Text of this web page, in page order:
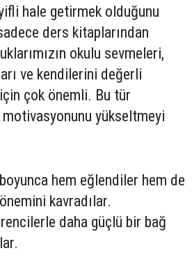
hale getirmek olduğunu
ders kitaplarından
okulu sevmeleri,
ve kendilerini değerli
çok önemli. Bu tür
yükseltmeyi
hem eğlendiler hem de
kavradılar.
daha güçlü bir bağ